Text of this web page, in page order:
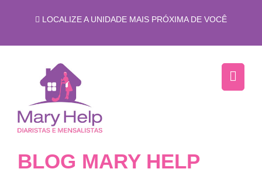
LOCALIZE A UNIDADE MAIS PRÓXIMA DE VOCÊ
BLOG MARY HELP